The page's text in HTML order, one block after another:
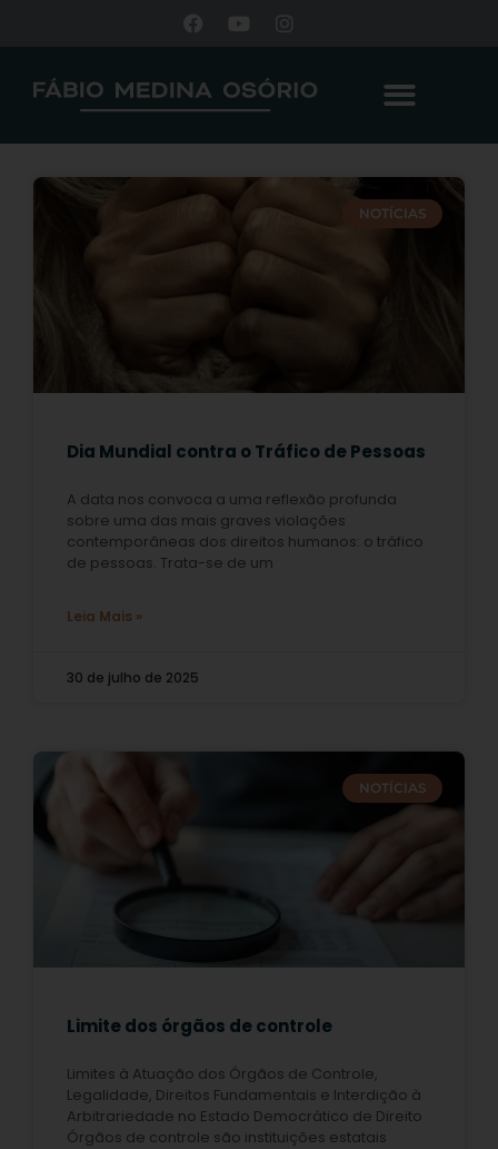
NOTÍCIAS
Dia Mundial contra o Tráfico de Pessoas
A data nos convoca a uma reflexão profunda
sobre uma das mais graves violações
contemporâneas dos direitos humanos: o tráfico
de pessoas. Trata-se de um
Leia Mais »
30 de julho de 2025
NOTÍCIAS
Limite dos órgãos de controle
Limites à Atuação dos Órgãos de Controle,
Legalidade, Direitos Fundamentais e Interdição à
Arbitrariedade no Estado Democrático de Direito
Órgãos de controle são instituições estatais